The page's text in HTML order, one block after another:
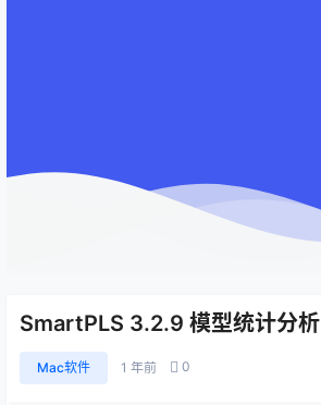
SmartPLS 3.2.9 模型统计分析
Mac软件 1 年前 0